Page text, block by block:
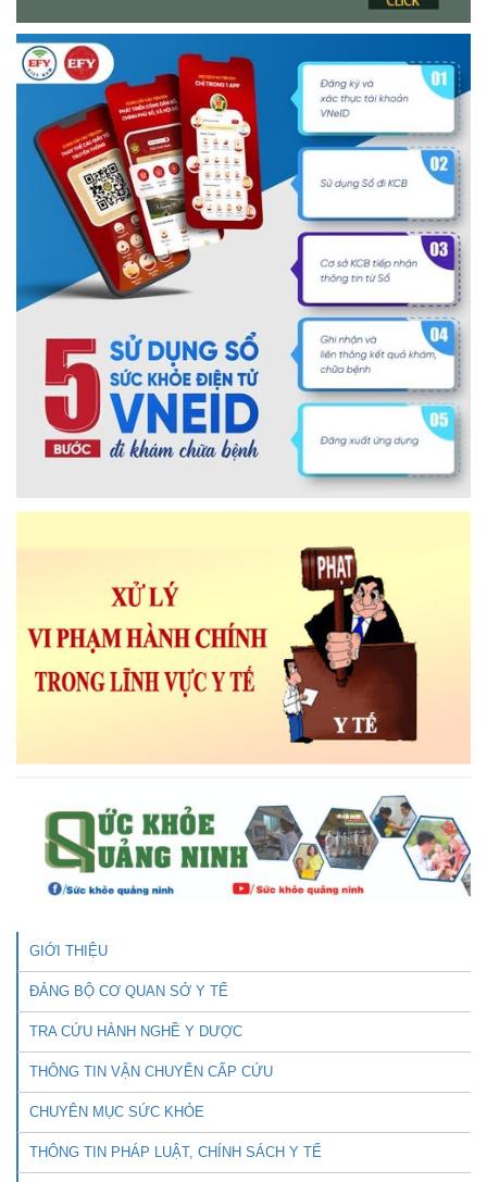
GIỚI THIỆU
ĐẢNG BỘ CƠ QUAN SỞ Y TẾ
TRA CỨU HÀNH NGHỀ Y DƯỢC
THÔNG TIN VẬN CHUYỂN CẤP CỨU
CHUYÊN MỤC SỨC KHỎE
THÔNG TIN PHÁP LUẬT, CHÍNH SÁCH Y TẾ